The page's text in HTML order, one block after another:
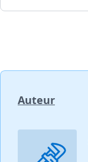
Auteur